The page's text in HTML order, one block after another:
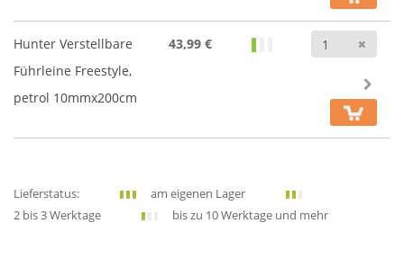
Hunter Verstellbare
Führleine Freestyle,
petrol 10mmx200cm
43,99 €
Lieferstatus:
am eigenen Lager
2 bis 3 Werktage
bis zu 10 Werktage und mehr